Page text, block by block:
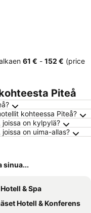
‎61 € - ‎152 € (price
Piteå
kohteessa Piteå?
on kylpylä?
on uima-allas?
sinua...
& Spa
Hotell & Konferens